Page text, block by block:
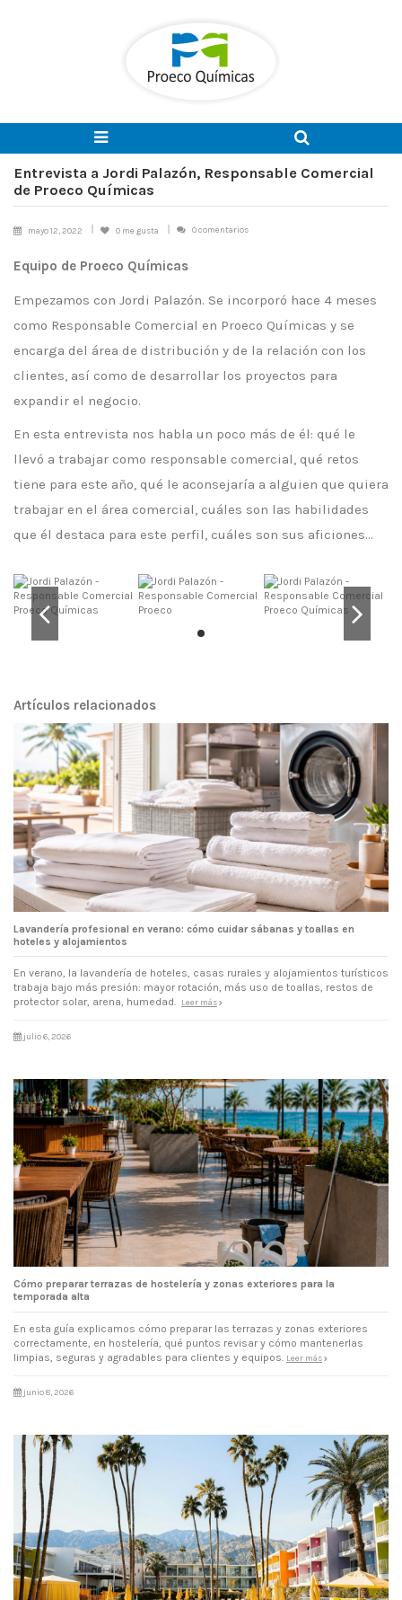
Entrevista a Jordi Palazón, Responsable Comercial
de Proeco Químicas
mayo 12, 2022 0 me gusta 0 comentarios
Equipo de Proeco Químicas
Empezamos con Jordi Palazón. Se incorporó hace 4 meses
como Responsable Comercial en Proeco Químicas y se
encarga del área de distribución y de la relación con los
clientes, así como de desarrollar los proyectos para
expandir el negocio.
En esta entrevista nos habla un poco más de él: qué le
llevó a trabajar como responsable comercial, qué retos
tiene para este año, qué le aconsejaría a alguien que quiera
trabajar en el área comercial, cuáles son las habilidades
que él destaca para este perfil, cuáles son sus aficiones...
Artículos relacionados
Lavandería profesional en verano: cómo cuidar sábanas y toallas en
hoteles y alojamientos
En verano, la lavandería de hoteles, casas rurales y alojamientos turísticos
trabaja bajo más presión: mayor rotación, más uso de toallas, restos de
protector solar, arena, humedad.
Leer más
julio 6, 2026
Cómo preparar terrazas de hostelería y zonas exteriores para la
temporada alta
En esta guía explicamos cómo preparar las terrazas y zonas exteriores
correctamente, en hostelería, qué puntos revisar y cómo mantenerlas
limpias, seguras y agradables para clientes y equipos.
Leer más
junio 8, 2026